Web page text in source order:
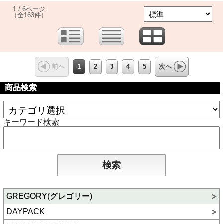
1 / 6ページ
（全163件）
前へ 1 2 3 4 5 次へ
商品検索
キーワード検索
GREGORY(グレゴリー)
DAYPACK